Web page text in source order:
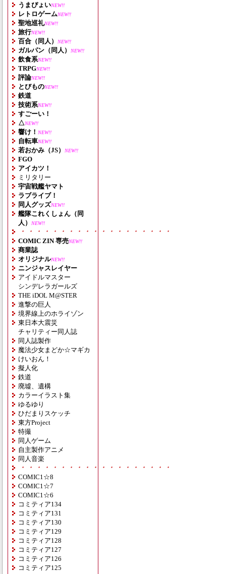
うまぴょいNEW!!
レトロゲームNEW!!
聖地巡礼NEW!!
旅行NEW!!
百合（同人） NEW!!
ガルパン（同人） NEW!!
飲食系NEW!!
TRPGNEW!!
評論NEW!!
とびものNEW!!
鉄道
技術系NEW!!
すごーい！
△NEW!!
響け！ NEW!!
自転車NEW!!
若おかみ（JS） NEW!!
FGO
アイカツ！
ミリタリー
宇宙戦艦ヤマト
ラブライブ！
同人グッズNEW!!
艦隊これくしょん（同
人）
NEW!!
・・・・・・・・・・・・・・・・・・・
COMIC ZIN 専売NEW!!
商業誌
オリジナルNEW!!
ニンジャスレイヤー
アイドルマスター
シンデレラガールズ
THE iDOL M@STER
進撃の巨人
境界線上のホライゾン
東日本大震災
チャリティー同人誌
同人誌製作
魔法少女まどか☆マギカ
けいおん！
擬人化
鉄道
廃墟、遺構
カラーイラスト集
ゆるゆり
ひだまりスケッチ
東方Project
特撮
同人ゲーム
自主製作アニメ
同人音楽
・・・・・・・・・・・・・・・・・・・
COMIC1☆8
COMIC1☆7
COMIC1☆6
コミティア134
コミティア131
コミティア130
コミティア129
コミティア128
コミティア127
コミティア126
コミティア125